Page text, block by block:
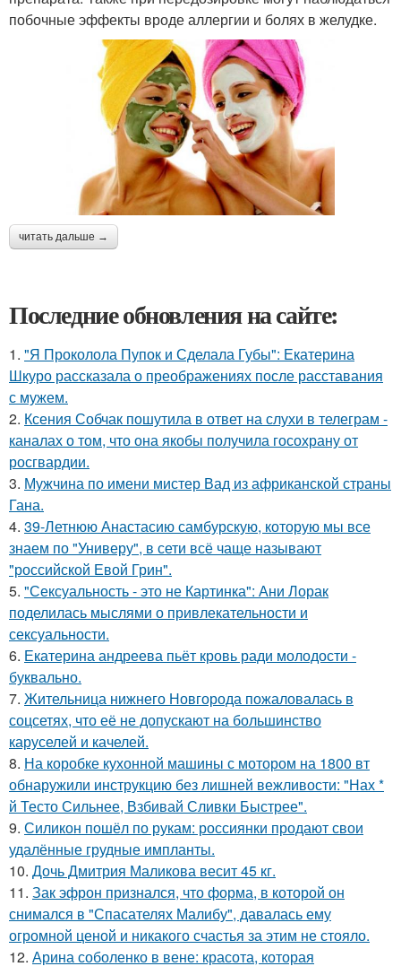
побочные эффекты вроде аллергии и болях в желудке.
читать дальше →
Последние обновления на сайте:
1. "Я Проколола Пупок и Сделала Губы": Екатерина
Шкуро рассказала о преображениях после расставания
с мужем.
2. Ксения Собчак пошутила в ответ на слухи в телеграм -
каналах о том, что она якобы получила госохрану от
росгвардии.
3. Мужчина по имени мистер Вад из африканской страны
Гана.
4. 39-Летнюю Анастасию самбурскую, которую мы все
знаем по "Универу", в сети всё чаще называют
"российской Евой Грин".
5. "Сексуальность - это не Картинка": Ани Лорак
поделилась мыслями о привлекательности и
сексуальности.
6. Екатерина андреева пьёт кровь ради молодости -
буквально.
7. Жительница нижнего Новгорода пожаловалась в
соцсетях, что её не допускают на большинство
каруселей и качелей.
8. На коробке кухонной машины с мотором на 1800 вт
обнаружили инструкцию без лишней вежливости: "Нах *
й Тесто Сильнее, Взбивай Сливки Быстрее".
9. Силикон пошёл по рукам: россиянки продают свои
удалённые грудные импланты.
10. Дочь Дмитрия Маликова весит 45 кг.
11. Зак эфрон признался, что форма, в которой он
снимался в "Спасателях Малибу", давалась ему
огромной ценой и никакого счастья за этим не стояло.
12. Арина соболенко в вене: красота, которая